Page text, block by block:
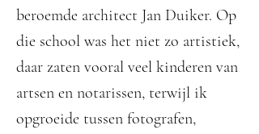
beroemde architect Jan Duiker. Op
die school was het niet zo artistiek,
daar zaten vooral veel kinderen van
artsen en notarissen, terwijl ik
opgroeide tussen fotografen,